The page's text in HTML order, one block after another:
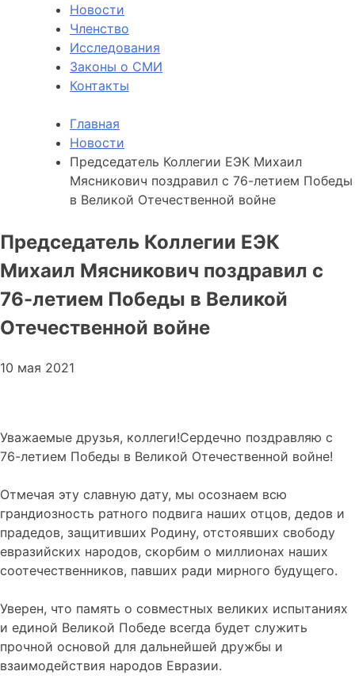
Новости
Членство
Исследования
Законы о СМИ
Контакты
Главная
Новости
Председатель Коллегии ЕЭК Михаил
Мясникович поздравил с 76-летием Победы
в Великой Отечественной войне
Председатель Коллегии ЕЭК
Михаил Мясникович поздравил с
76-летием Победы в Великой
Отечественной войне
10 мая 2021
Уважаемые друзья, коллеги!Сердечно поздравляю с
76-летием Победы в Великой Отечественной войне!
Отмечая эту славную дату, мы осознаем всю
грандиозность ратного подвига наших отцов, дедов и
прадедов, защитивших Родину, отстоявших свободу
евразийских народов, скорбим о миллионах наших
соотечественников, павших ради мирного будущего.
Уверен, что память о совместных великих испытаниях
и единой Великой Победе всегда будет служить
прочной основой для дальнейшей дружбы и
взаимодействия народов Евразии.